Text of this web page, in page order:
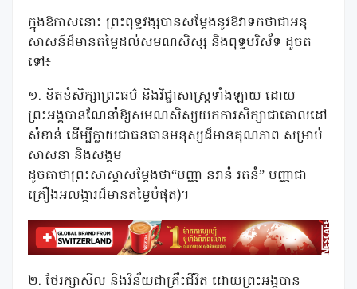
ក្នុងឱកាសនោះ ព្រះពុទ្ធវង្សបានសម្តែងនូវឱវាទកថាជាអនុ
សាសន៍ដ៏មានតម្លៃដល់សមណសិស្ស និងពុទ្ធបរិស័ទ ដូចត
ទៅ៖
១. ខិតខំសិក្សាព្រះធម៌ និងវិជ្ជាសាស្ត្រទាំងឡាយ ដោយ
ព្រះអង្គបានណែនាំឱ្យសមណសិស្សយកការសិក្សាជាគោលដៅ
សំខាន់ ដើម្បីក្លាយជាធនធានមនុស្សដ៏មានគុណភាព សម្រាប់
សាសនា និងសង្គម
ដូចគាថាព្រះសាស្តាសម្តែងថា“បញ្ញា នរានំ រតនំ” បញ្ញាជា
គ្រឿងអលង្ការដ៏មានតម្លៃបំផុត)។
២. ថែរក្សាសីល និងវិន័យជាគ្រឹះជីវិត ដោយព្រះអង្គបាន